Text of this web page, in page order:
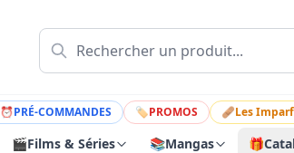
⏰PRÉ-COMMANDES 🏷PROMOS 🩹Les
🎬Films & Séries 📚Mangas 🎁